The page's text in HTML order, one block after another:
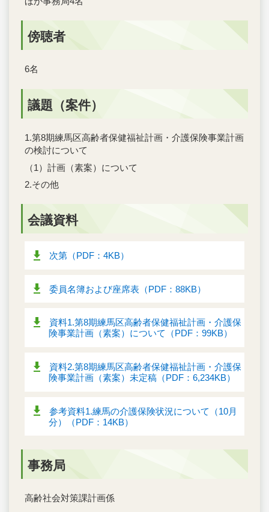
傍聴者
6名
議題（案件）
1.第8期練馬区高齢者保健福祉計画・介護保険事業計画
の検討について
（1）計画（素案）について
2.その他
会議資料
次第（PDF：4KB）
委員名簿および座席表（PDF：88KB）
資料1.第8期練馬区高齢者保健福祉計画・介護保
険事業計画（素案）について（PDF：99KB）
資料2.第8期練馬区高齢者保健福祉計画・介護保
険事業計画（素案）未定稿（PDF：6,234KB）
参考資料1.練馬の介護保険状況について（10月
分）（PDF：14KB）
事務局
高齢社会対策課計画係